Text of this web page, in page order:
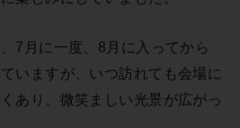
7月に一度、8月に入ってから
いますが、いつ訪れても会場に
あり、微笑ましい光景が広がっ